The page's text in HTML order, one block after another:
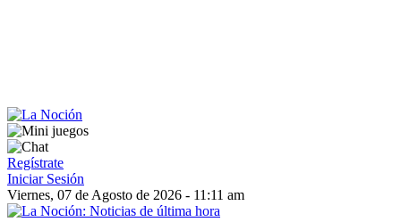
Regístrate
Iniciar Sesión
Viernes, 07 de Agosto de 2026 - 11:11 am